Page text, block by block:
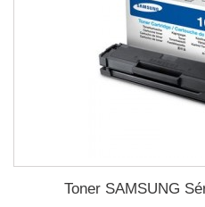
Toner SAMSUNG